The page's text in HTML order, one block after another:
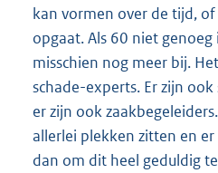
kan vormen over de tijd,
opgaat. Als 60 niet
misschien nog meer bij.
schade-experts. Er zijn
er zijn ook
allerlei plekken zitten en
dan om dit heel geduldig